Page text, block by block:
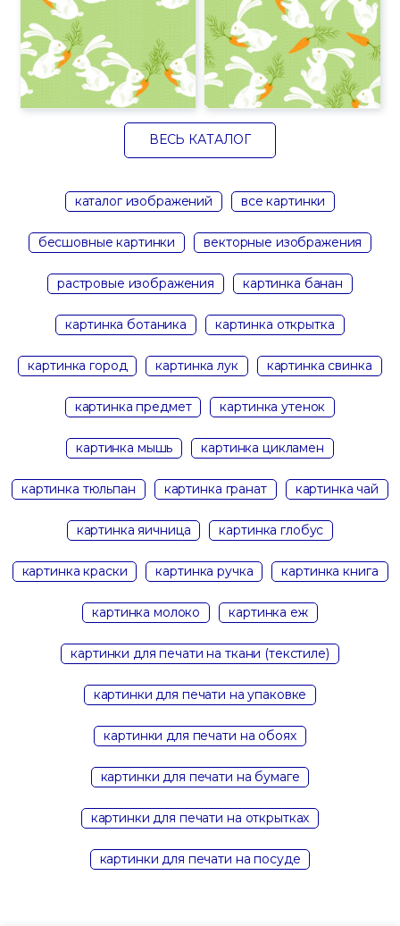
ВЕСЬ КАТАЛОГ
каталог изображений все картинки
бесшовные картинки векторные изображения
растровые изображения картинка банан
картинка ботаника картинка открытка
картинка город картинка лук картинка свинка
картинка предмет картинка утенок
картинка мышь картинка цикламен
картинка тюльпан картинка гранат картинка чай
картинка яичница картинка глобус
картинка краски картинка ручка картинка книга
картинка молоко картинка еж
картинки для печати на ткани (текстиле)
картинки для печати на упаковке
картинки для печати на обоях
картинки для печати на бумаге
картинки для печати на открытках
картинки для печати на посуде